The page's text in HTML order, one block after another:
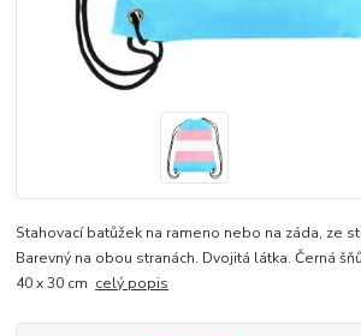
Stahovací batůžek na rameno nebo na záda, ze
Barevný na obou stranách. Dvojitá látka. Černá
40 x 30 cm celý popis